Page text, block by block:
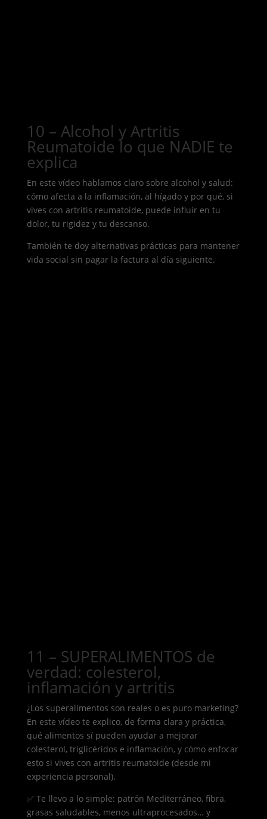
10 – Alcohol y Artritis
Reumatoide lo que NADIE te
explica
En este vídeo hablamos claro sobre alcohol y salud:
cómo afecta a la inflamación, al hígado y por qué, si
vives con artritis reumatoide, puede influir en tu
dolor, tu rigidez y tu descanso.
También te doy alternativas prácticas para mantener
vida social sin pagar la factura al día siguiente.
11 – SUPERALIMENTOS de
verdad: colesterol,
inflamación y artritis
¿Los superalimentos son reales o es puro marketing?
En este vídeo te explico, de forma clara y práctica,
qué alimentos sí pueden ayudar a mejorar
colesterol, triglicéridos e inflamación, y cómo enfocar
esto si vives con artritis reumatoide (desde mi
experiencia personal).
✅ Te llevo a lo simple: patrón Mediterráneo, fibra,
grasas saludables, menos ultraprocesados… y